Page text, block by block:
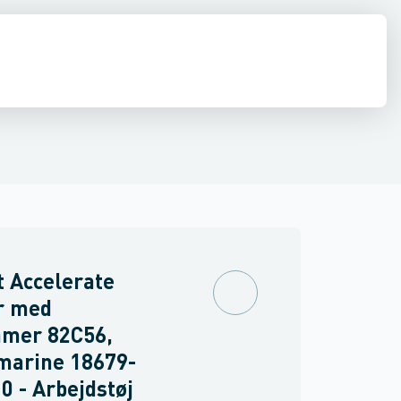
Accelerate
med
82C56,
18679-
- Arbejdstøj